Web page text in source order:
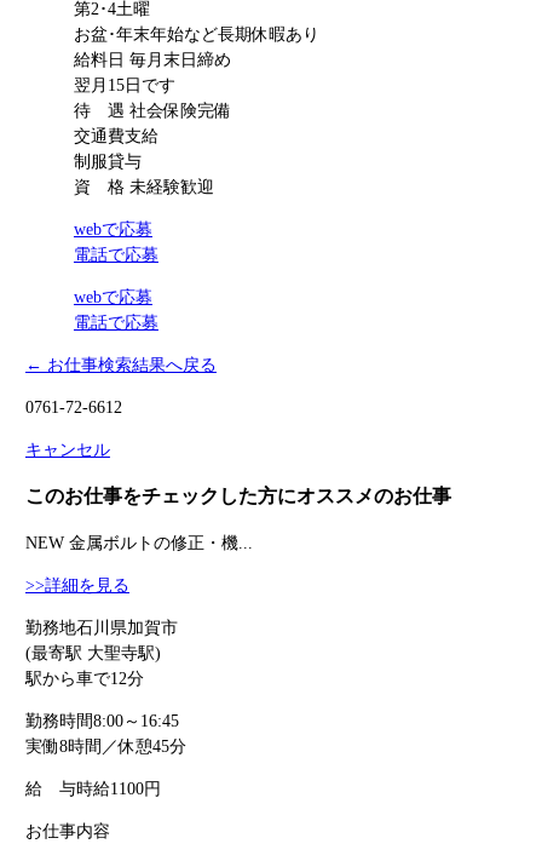
第2･4土曜
お盆･年末年始など長期休暇あり
給料日 毎月末日締め
翌月15日です
待 遇 社会保険完備
交通費支給
制服貸与
資 格 未経験歓迎
webで応募
電話で応募
webで応募
電話で応募
← お仕事検索結果へ戻る
0761-72-6612
キャンセル
このお仕事をチェックした方にオススメのお仕事
NEW金属ボルトの修正・機...
>>詳細を見る
勤務地石川県加賀市
(最寄駅 大聖寺駅)
駅から車で12分
勤務時間8:00～16:45
実働8時間／休憩45分
給 与時給1100円
お仕事内容